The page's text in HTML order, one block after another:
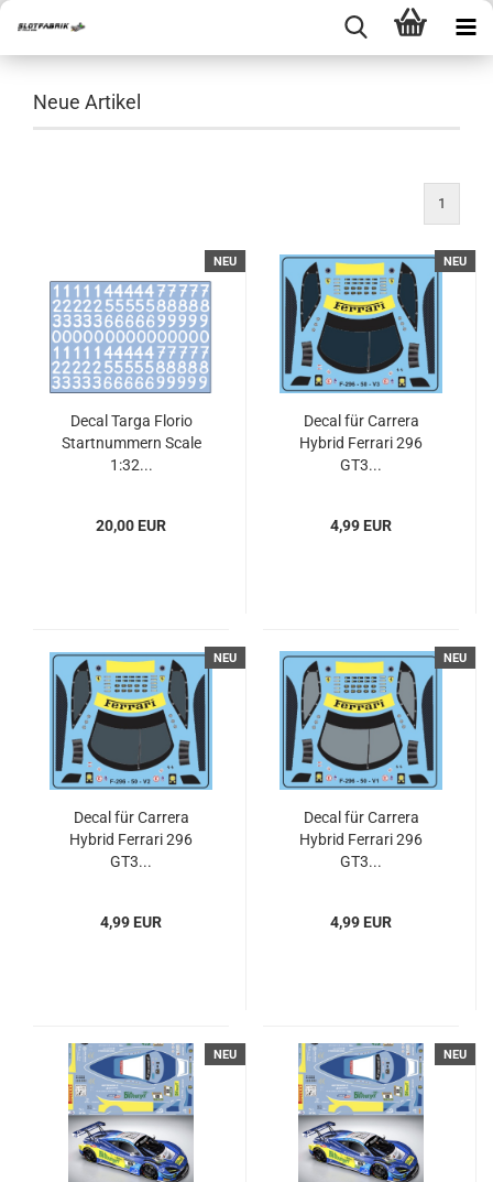
Neue Artikel
1
NEU
Decal Targa Florio
Startnummern Scale
1:32...
20,00 EUR
NEU
Decal für Carrera
Hybrid Ferrari 296
GT3...
4,99 EUR
NEU
Decal für Carrera
Hybrid Ferrari 296
GT3...
4,99 EUR
NEU
Decal für Carrera
Hybrid Ferrari 296
GT3...
4,99 EUR
NEU NEU